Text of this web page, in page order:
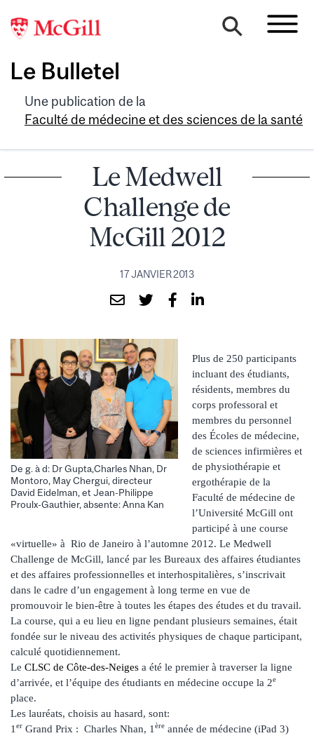
Le Bulletel
Une publication de la
Faculté de médecine et des sciences de la santé
Le Medwell
Challenge de
McGill 2012
17 JANVIER 2013
De g. à d: Dr Gupta,Charles Nhan, Dr
Montoro, May Chergui, directeur
David Eidelman, et Jean-Philippe
Proulx-Gauthier, absente: Anna Kan
Plus de 250 participants
incluant des étudiants,
résidents, membres du
corps professoral et
membres du personnel
des Écoles de médecine,
de sciences infirmières et
de physiothérapie et
ergothérapie de la
Faculté de médecine de
l’Université McGill ont
participé à une course
«virtuelle» à Rio de Janeiro à l’automne 2012. Le Medwell
Challenge de McGill, lancé par les Bureaux des affaires étudiantes
et des affaires professionnelles et interhospitalières, s’inscrivait
dans le cadre d’un engagement à long terme en vue de
promouvoir le bien-être à toutes les étapes des études et du travail.
La course, qui a eu lieu en ligne pendant plusieurs semaines, était
fondée sur le niveau des activités physiques de chaque participant,
calculé quotidiennement.
Le CLSC de Côte-des-Neiges a été le premier à traverser la ligne
d’arrivée, et l’équipe des étudiants en médecine occupe la 2e
place.
Les lauréats, choisis au hasard, sont:
1 er Grand Prix : Charles Nhan, 1 ère année de médecine (iPad 3)